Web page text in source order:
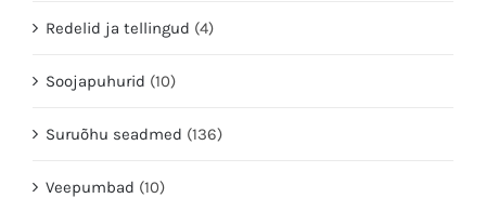
Redelid ja tellingud (4)
Soojapuhurid (10)
Suruõhu seadmed (136)
Veepumbad (10)